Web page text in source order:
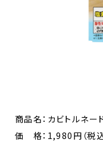
商品名：カビトルネ
価 格：1,980円（税込